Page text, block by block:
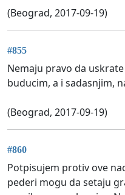
(Beograd, 2017-09-19)
#855
Nemaju pravo da
buducim, a i sadasnjim,
(Beograd, 2017-09-19)
#860
Potpisujem protiv ove
pederi mogu da setaju